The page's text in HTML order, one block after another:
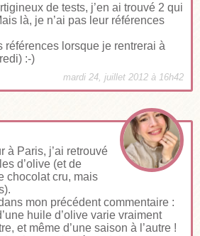
de tests, j’en ai trouvé 2 qui
là, je n’ai pas leur références
références lorsque je rentrerai à
:-)
mardi 24, juillet 2012 à 16h42
à Paris, j’ai retrouvé
d’olive (et de
chocolat cru, mais
mon précédent commentaire :
huile d’olive varie vraiment
et même d’une saison à l’autre !